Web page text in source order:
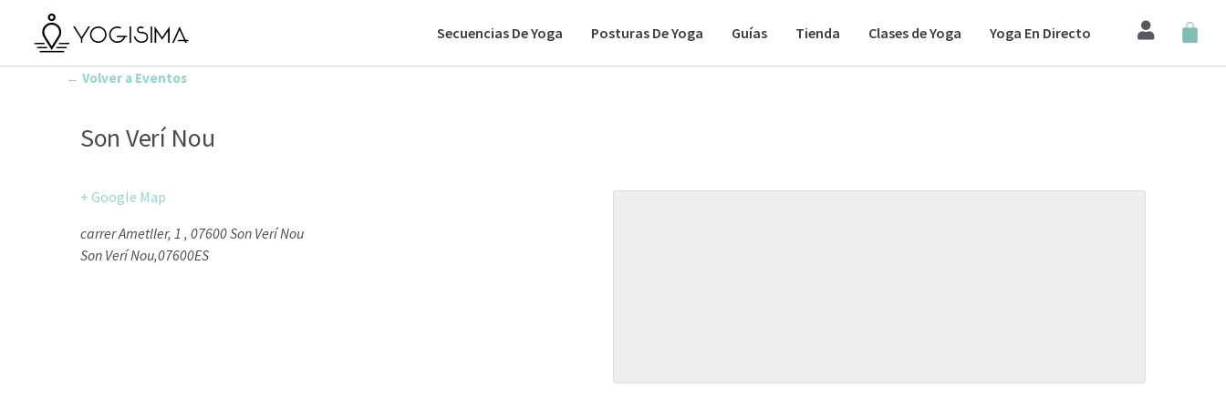
Secuencias De Yoga Posturas De Yoga Guías Tienda Clases de Yoga Yoga En Directo
← Volver a Eventos
Son Verí Nou
+ Google Map
carrer Ametller, 1 , 07600 Son Verí Nou
Son Verí Nou,07600ES